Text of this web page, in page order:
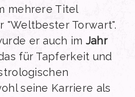
mehrere Titel
"Weltbester Torwart".
er auch im Jahr
für Tapferkeit und
seine Karriere als